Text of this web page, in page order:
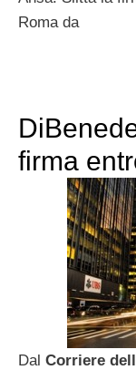
Roma da
firma
Dal Corriere